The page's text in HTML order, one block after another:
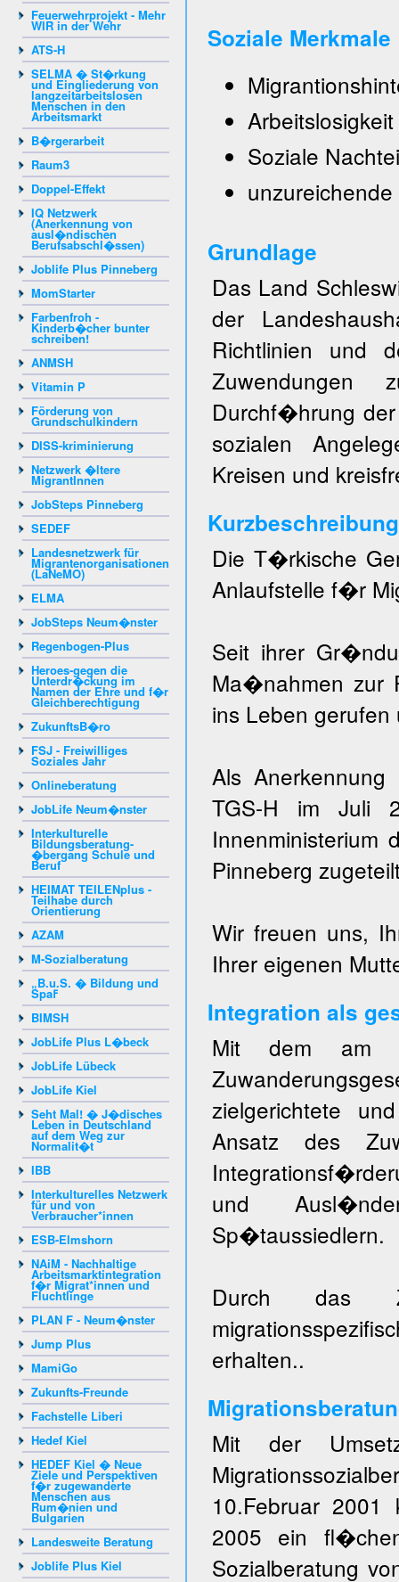
Feuerwehrprojekt - Mehr
WIR in der Wehr
ATS-H
SELMA � St�rkung
und Eingliederung von
langzeitarbeitslosen
Menschen in den
Arbeitsmarkt
B�rgerarbeit
Raum3
Doppel-Effekt
IQ Netzwerk
(Anerkennung von
ausl�ndischen
Berufsabschl�ssen)
Joblife Plus Pinneberg
MomStarter
Farbenfroh -
Kinderb�cher bunter
schreiben!
ANMSH
Vitamin P
Förderung von
Grundschulkindern
DISS-kriminierung
Netzwerk �ltere
MigrantInnen
JobSteps Pinneberg
SEDEF
Landesnetzwerk für
Migrantenorganisationen
(LaNeMO)
ELMA
JobSteps Neum�nster
Regenbogen-Plus
Heroes-gegen die
Unterdr�ckung im
Namen der Ehre und f�r
Gleichberechtigung
ZukunftsB�ro
FSJ - Freiwilliges
Soziales Jahr
Onlineberatung
JobLife Neum�nster
Interkulturelle
Bildungsberatung-
�bergang Schule und
Beruf
HEIMAT TEILENplus -
Teilhabe durch
Orientierung
AZAM
M-Sozialberatung
„B.u.S. � Bildung und
Spaߓ
BIMSH
JobLife Plus L�beck
JobLife Lübeck
JobLife Kiel
Seht Mal! � J�disches
Leben in Deutschland
auf dem Weg zur
Normalit�t
IBB
Interkulturelles Netzwerk
für und von
Verbraucher*innen
ESB-Elmshorn
NAiM - Nachhaltige
Arbeitsmarktintegration
f�r Migrat*innen und
Fluchtlinge
PLAN F - Neum�nster
Jump Plus
MamiGo
Zukunfts-Freunde
Fachstelle Liberi
Hedef Kiel
HEDEF Kiel � Neue
Ziele und Perspektiven
f�r zugewanderte
Menschen aus
Rum�nien und
Bulgarien
Landesweite Beratung
Joblife Plus Kiel
Soziale Merkmale
Arbeitslosigkeit
Soziale
Grundlage
Das Land
der
Richtlinien und
Durchf�hrung
sozialen
Kreisen und
Kurzbeschreibung
Die T�rkische
Anlaufstelle f�r
Seit ihrer
Ma�nahmen zur
ins Leben
Als
TGS-H im Juli
Innenministerium
Pinneberg
Wir freuen uns,
Ihrer eigenen
Integration als
Mit dem am
zielgerichtete
Ansatz des
und
Sp�taussiedlern.
Durch das
erhalten..
Mit der
10.Februar 2001
2005 ein
Sozialberatung